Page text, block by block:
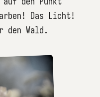
Das Licht!
den Wald.